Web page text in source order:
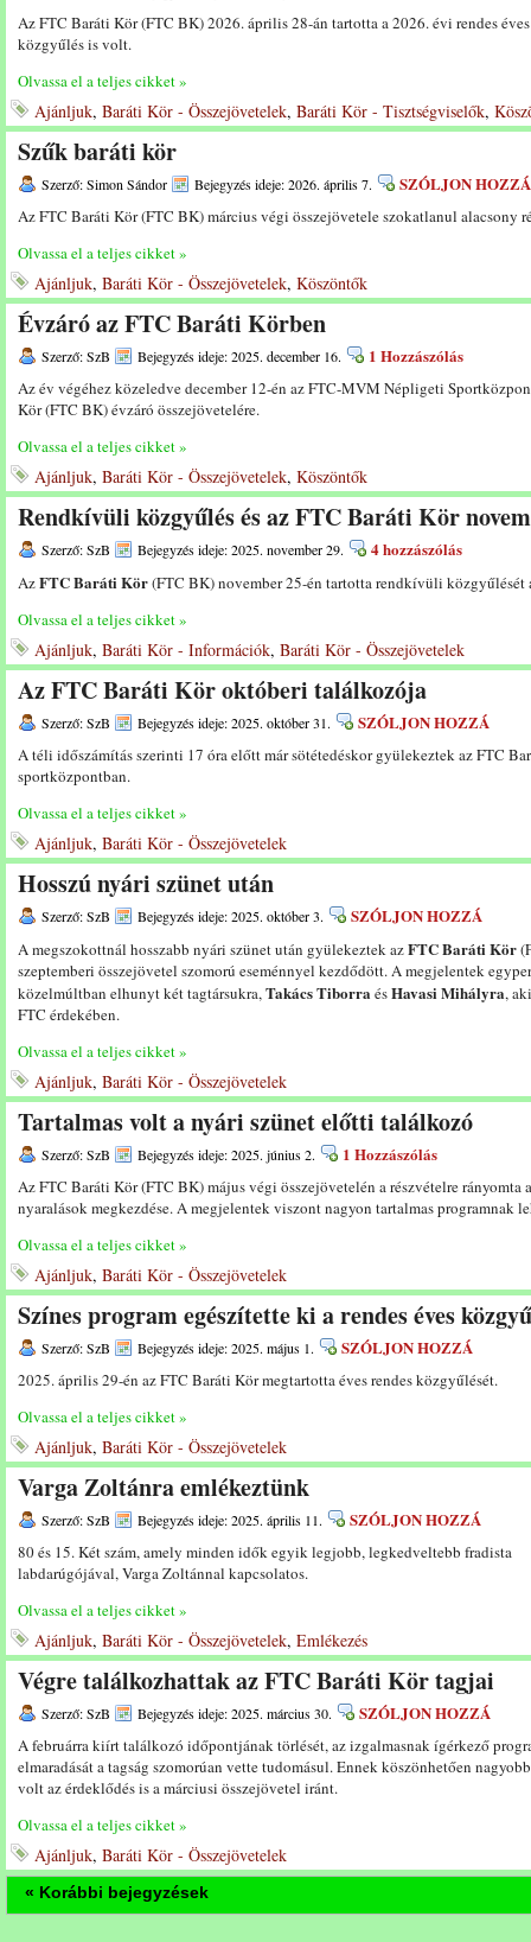
Az FTC Baráti Kör (FTC BK) 2026. április 28-án tartotta a 2026. évi rendes
közgyűlés is volt.
Olvassa el a teljes cikket »
Ajánljuk, Baráti Kör - Összejövetelek, Baráti Kör - Tisztségviselők,
Szűk baráti kör
Szerző: Simon Sándor Bejegyzés ideje: 2026. április 7. SZÓLJON HOZZÁ
Az FTC Baráti Kör (FTC BK) március végi összejövetele szokatlanul alacsony
Olvassa el a teljes cikket »
Ajánljuk, Baráti Kör - Összejövetelek, Köszöntők
Évzáró az FTC Baráti Körben
Szerző: SzB Bejegyzés ideje: 2025. december 16. 1 Hozzászólás
Az év végéhez közeledve december 12-én az FTC-MVM Népligeti
Kör (FTC BK) évzáró összejövetelére.
Olvassa el a teljes cikket »
Ajánljuk, Baráti Kör - Összejövetelek, Köszöntők
Rendkívüli közgyűlés és az FTC Baráti Kör
Szerző: SzB Bejegyzés ideje: 2025. november 29. 4 hozzászólás
AzFTC Baráti Kör(FTC BK) november 25-én tartotta rendkívüli
Olvassa el a teljes cikket »
Ajánljuk, Baráti Kör - Információk, Baráti Kör - Összejövetelek
Az FTC Baráti Kör októberi találkozója
Szerző: SzB Bejegyzés ideje: 2025. október 31. SZÓLJON HOZZÁ
A téli időszámítás szerinti 17 óra előtt már sötétedéskor gyülekeztek az FTC
sportközpontban.
Olvassa el a teljes cikket »
Ajánljuk, Baráti Kör - Összejövetelek
Hosszú nyári szünet után
Szerző: SzB Bejegyzés ideje: 2025. október 3. SZÓLJON HOZZÁ
A megszokottnál hosszabb nyári szünet után gyülekeztek azFTC Baráti Kör
szeptemberi összejövetel szomorú eseménnyel kezdődött. A megjelentek
közelmúltban elhunyt két tagtársukra,Takács Tiborra ésHavasi Mihályra,
FTC érdekében.
Olvassa el a teljes cikket »
Ajánljuk, Baráti Kör - Összejövetelek
Tartalmas volt a nyári szünet előtti találkozó
Szerző: SzB Bejegyzés ideje: 2025. június 2. 1 Hozzászólás
Az FTC Baráti Kör (FTC BK) május végi összejövetelén a részvételre rányomta
nyaralások megkezdése. A megjelentek viszont nagyon tartalmas programnak
Olvassa el a teljes cikket »
Ajánljuk, Baráti Kör - Összejövetelek
Színes program egészítette ki a rendes éves
Szerző: SzB Bejegyzés ideje: 2025. május 1. SZÓLJON HOZZÁ
2025. április 29-én az FTC Baráti Kör megtartotta éves rendes közgyűlését.
Olvassa el a teljes cikket »
Ajánljuk, Baráti Kör - Összejövetelek
Varga Zoltánra emlékeztünk
Szerző: SzB Bejegyzés ideje: 2025. április 11. SZÓLJON HOZZÁ
80 és 15. Két szám, amely minden idők egyik legjobb, legkedveltebb fradista
labdarúgójával, Varga Zoltánnal kapcsolatos.
Olvassa el a teljes cikket »
Ajánljuk, Baráti Kör - Összejövetelek, Emlékezés
Végre találkozhattak az FTC Baráti Kör tagjai
Szerző: SzB Bejegyzés ideje: 2025. március 30. SZÓLJON HOZZÁ
A februárra kiírt találkozó időpontjának törlését, az izgalmasnak ígérkező
elmaradását a tagság szomorúan vette tudomásul. Ennek köszönhetően nagyobb
volt az érdeklődés is a márciusi összejövetel iránt.
Olvassa el a teljes cikket »
Ajánljuk, Baráti Kör - Összejövetelek
« Korábbi bejegyzések